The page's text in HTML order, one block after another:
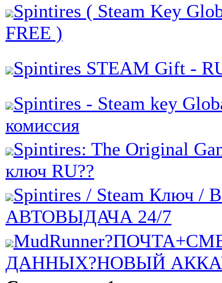
Spintires ( Steam Key
FREE )
Spintires STEAM Gift -
Spintires - Steam key
комиссия
Spintires: The Original
ключ RU??
Spintires / Steam Ключ /
АВТОВЫДАЧА 24/7
ДАННЫХ?НОВЫЙ